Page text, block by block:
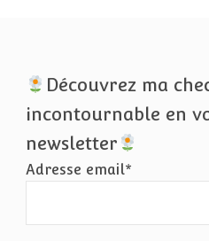
Découvrez ma
incontournable en
newsletter
Adresse email*